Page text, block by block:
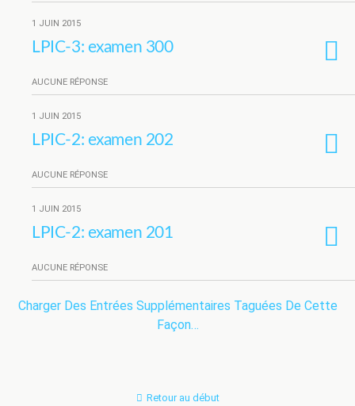
1 JUIN 2015
LPIC-3: examen 300
AUCUNE RÉPONSE
1 JUIN 2015
LPIC-2: examen 202
AUCUNE RÉPONSE
1 JUIN 2015
LPIC-2: examen 201
AUCUNE RÉPONSE
Charger Des Entrées Supplémentaires Taguées De Cette
Façon…
Retour au début